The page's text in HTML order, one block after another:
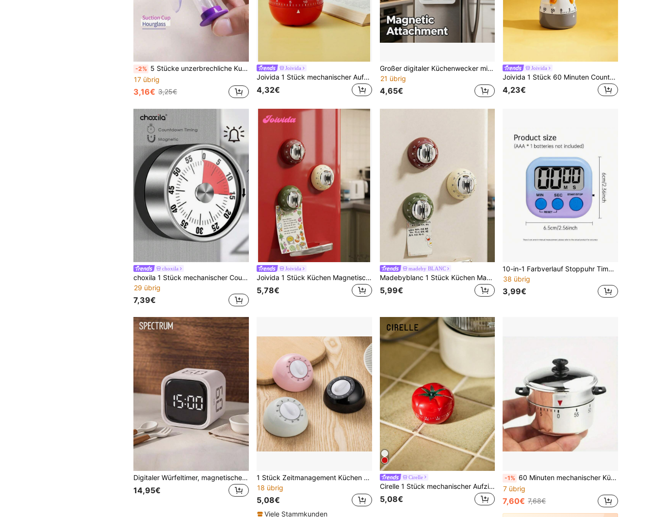
-2% 5 Stücke unzerbrechliche Kunststoff Mini 2-Minuten Sanduhr mit Saugnapf, drehbar, für Zähneputzen, Küche, Spiele, Klassenzimmer, Sandtimer
17 übrig
3,16€ 3,25€
Joivida
Joivida 1 Stück mechanischer Aufzieh-Küchentimer für Backen, Kochen, Studium, Hausaufgaben - Retro Tomaten Design, leise Bedienung, Metall Geschenkidee, Rama Tischdekoration, Geschenk zu Neujahr, Weihnachten, Muttertag, Einweihung, Einschulung, Dorm Essentials
4,32€
Großer digitaler Küchenwecker mit großem Display, Minuten-/Sekunden-Dualmodus Countdown-Alarm, Backen Kochen Fitness Lernen Erinnerung, Zeitmanagement-Tool für Zuhause Restaurant Büro Klassenzimmer, herzförmiger Knopf tragbarer minimalistischer Timer-Assistent mit hoher Ästhetik 1 Stück
21 übrig
4,65€
Joivida
Joivida 1 Stück 60 Minuten Countdown Küchen-Timer (mechanische Weckuhr) | Küche, Esszimmer, Kochen, Restaurant
4,23€
choxila
choxila 1 Stück mechanischer Countdown-Timer, magnetischer visueller Timer 60 Minuten zum Lernen, zum Kochen
29 übrig
7,39€
Joivida
Joivida 1 Stück Küchen Magnetischer Timer, mechanischer Timer ohne Batterie, zufällige Farbe
5,78€
madeby BLANC
Madebyblanc 1 Stück Küchen Magnetischer Timer, mechanischer Timer, batteriefrei, zufällige Farbe
5,99€
10-in-1 Farbverlauf Stoppuhr Timer, Zeitmanagement-Tool für Büro, Studium, Kochen, Halloween Geschenk (Batterien nicht enthalten)
38 übrig
3,99€
Digitaler Würfeltimer, magnetischer Klapptimer mit LED-Anzeige, Pomodoro-Timer für Küche, Kochen, Lernen, Arbeit, Klassenzimmer
14,95€
1 Stück Zeitmanagement Küchen Mechanischer Timer, Geschenk Countdown Timer Runde Tischuhr
18 übrig
5,08€
Viele Stammkunden
Cirelle
Cirelle 1 Stück mechanischer Aufzieh-Küchentimer für Backen, Kochen, Studium, Hausaufgaben - Retro Tomaten Design, leise Bedienung, Metall Geschenkidee, Rama Tischdekoration, Geschenk zu Neujahr, Weihnachten, Muttertag, Einweihung, Einschulung, Dorm Essentials
5,08€
-1% 60 Minuten mechanischer Küchenwecker, 1/2 Stück Schnellkochtopf-Timer | Einstellbarer Countdown, geeignet für Kochen und Schul-Erinnerungen, batteriefrei, Zeitmanagement-Zubehör, Miniatur-Schnellkochtopf, Küchenzubehör, Kochzubehör, tragbar, einfach zu bedienen, kreatives Design, geeignet für Backzubehör, personalisierte Geschenke, Küchendekoration, Restaurantbedarf, Schulbedarf, Bürobedarf, Miniatur-Ornamente, Puppenhaus-Dekoration, Geburtstagsgeschenke, Valentinstagsgeschenke, Neujahrsgeschenke
7 übrig
7,60€ 7,68€